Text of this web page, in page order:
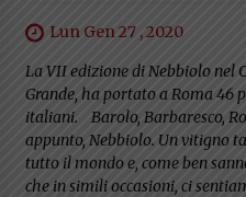
Lun Gen 27 , 2020
La VII edizione di Nebbiolo nel
Grande, ha portato a Roma
italiani. Barolo, Barbaresco,
appunto, Nebbiolo. Un vitigno
tutto il mondo e, come ben
che in simili occasioni, ci